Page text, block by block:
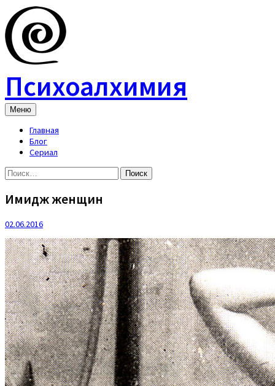
Skip
to
content
Психоалхимия
Меню
Главная
Блог
Сериал
Найти:
Имидж женщин
02.06.2016